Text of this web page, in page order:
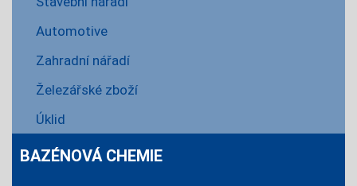
Automotive
Zahradní nářadí
Železářské zboží
Úklid
BAZÉNOVÁ CHEMIE